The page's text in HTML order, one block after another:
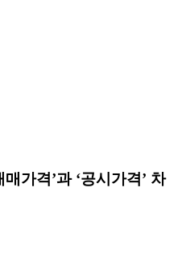
가격’과 ‘공시가격’ 차